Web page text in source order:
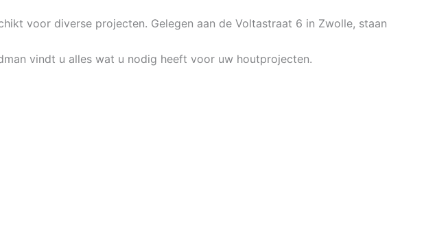
voor diverse projecten. Gelegen aan de Voltastraat 6 in Zwolle, staan
vindt u alles wat u nodig heeft voor uw houtprojecten.